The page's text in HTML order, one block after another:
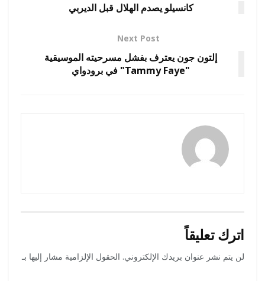
كانسيلو يصدم الهلال قبل الديربي
Next Post
إلتون جون يعترف بفشل مسرحيته الموسيقية
"Tammy Faye" في برودواي
اترك تعليقاً
لن يتم نشر عنوان بريدك الإلكتروني. الحقول الإلزامية مشار إليها بـ